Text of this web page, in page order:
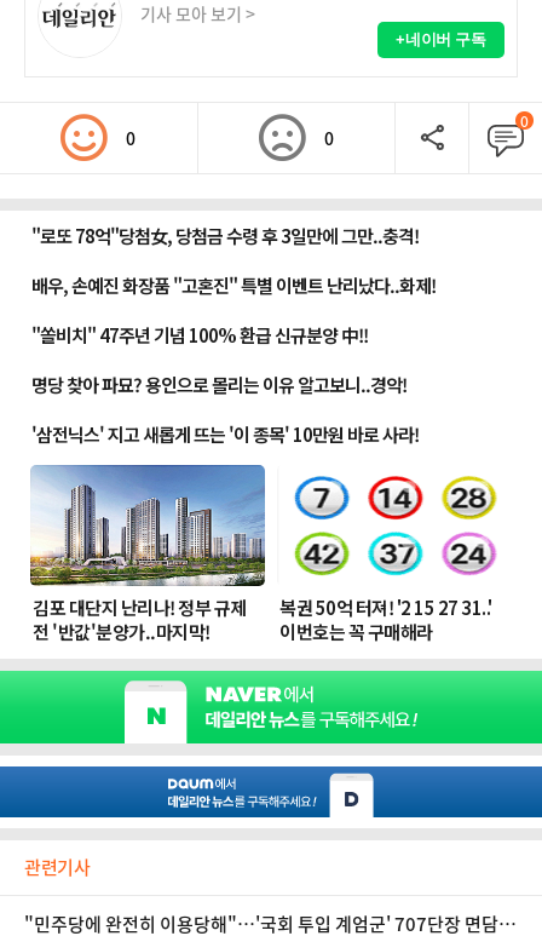
기사 모아 보기 >
+네이버 구독
0 0
0
관련기사
"민주당에 완전히 이용당해"…'국회 투입 계엄군' 707단장 면담한